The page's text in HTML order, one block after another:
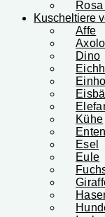
Kuscheltiere
Affe
Dino
Kühe
Enten
Esel
Eule